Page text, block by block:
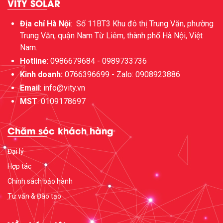
VITY SOLAR
Địa chỉ Hà Nội: Số 11BT3 Khu đô thị Trung Văn, phường
Trung Văn, quận Nam Từ Liêm, thành phố Hà Nội, Việt
Nam.
Hotline: 0986679684 - 0989733736
Kinh doanh: 0766396699 - Zalo: 0908923886
Email: info@vity.vn
MST: 0109178697
Chăm sóc khách hàng
Đại lý
Hợp tác
Chính sách bảo hành
Tư vấn & Đào tạo